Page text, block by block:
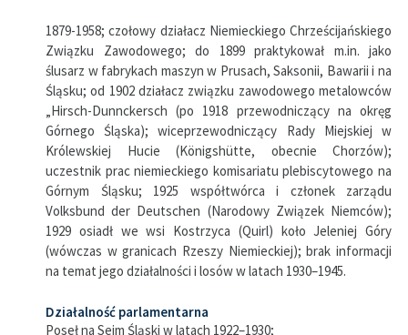
1879-1958; czołowy działacz Niemieckiego Chrześcijańskiego
Związku Zawodowego; do 1899 praktykował m.in. jako
ślusarz w fabrykach maszyn w Prusach, Saksonii, Bawarii i na
Śląsku; od 1902 działacz związku zawodowego metalowców
„Hirsch-Dunnckersch (po 1918 przewodniczący na okręg
Górnego Śląska); wiceprzewodniczący Rady Miejskiej w
Królewskiej Hucie (Königshütte, obecnie Chorzów);
uczestnik prac niemieckiego komisariatu plebiscytowego na
Górnym Śląsku; 1925 współtwórca i członek zarządu
Volksbund der Deutschen (Narodowy Związek Niemców);
1929 osiadł we wsi Kostrzyca (Quirl) koło Jeleniej Góry
(wówczas w granicach Rzeszy Niemieckiej); brak informacji
na temat jego działalności i losów w latach 1930–1945.
Działalność parlamentarna
Poseł na Sejm Śląski w latach 1922–1930;